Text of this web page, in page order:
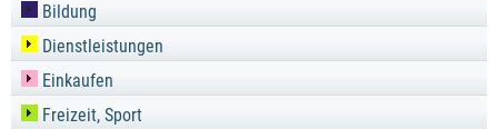
Bildung
Dienstleistungen
Einkaufen
Freizeit, Sport